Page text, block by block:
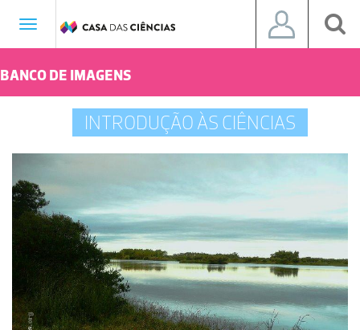
Toggle
BANCO DE IMAGENS
INTRODUÇÃO ÀS CIÊNCIAS